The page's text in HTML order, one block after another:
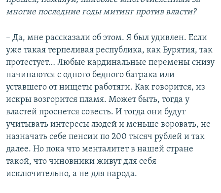
многие последние годы митинг против власти?
– Да, мне рассказали об этом. Я был удивлен. Если
уже такая терпеливая республика, как Бурятия, так
протестует… Любые кардинальные перемены снизу
начинаются с одного бедного батрака или
уставшего от нищеты работяги. Как говорится, из
искры возгорится пламя. Может быть, тогда у
властей проснется совесть. И тогда они будут
учитывать интересы людей и меньше воровать, не
назначать себе пенсии по 200 тысяч рублей и так
далее. Но пока что менталитет в нашей стране
такой, что чиновники живут для себя
исключительно, а не для народа.